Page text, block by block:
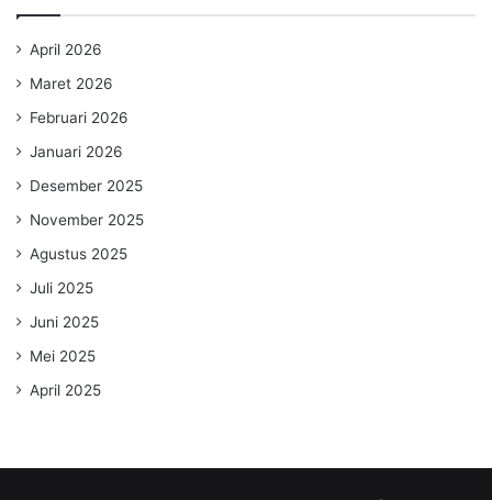
April 2026
Maret 2026
Februari 2026
Januari 2026
Desember 2025
November 2025
Agustus 2025
Juli 2025
Juni 2025
Mei 2025
April 2025